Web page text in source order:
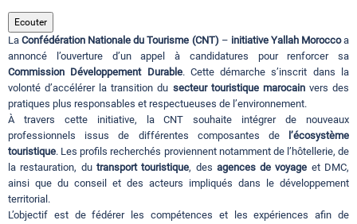
Contact
Ecouter
LaConfédération Nationale du Tourisme (CNT) – initiative Yallah Moroccoa
annoncé l’ouverture d’un appel à candidatures pour renforcer sa
Commission Développement Durable. Cette démarche s’inscrit dans la
volonté d’accélérer la transition du secteur touristique marocainvers des
pratiques plus responsables et respectueuses de l’environnement.
À travers cette initiative, la CNT souhaite intégrer de nouveaux
professionnels issus de différentes composantes de
l’écosystème
touristique. Les profils recherchés proviennent notamment de l’hôtellerie, de
la restauration, du transport touristique, des agences de voyage et DMC,
ainsi que du conseil et des acteurs impliqués dans le développement
territorial.
L’objectif est de fédérer les compétences et les expériences afin de